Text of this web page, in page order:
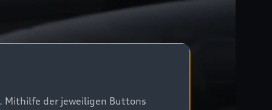
Mithilfe der jeweiligen Buttons